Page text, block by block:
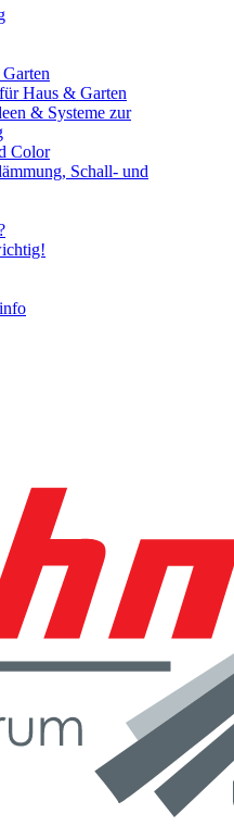
Haus & Garten
& Systeme zur
Color
Schall- und